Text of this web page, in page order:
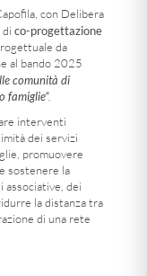
con Delibera
di co-progettazione
da
al bando 2025
comunità di
famiglie”.
interventi
dei servizi
promuovere
sostenere la
associative, dei
la distanza tra
di una rete